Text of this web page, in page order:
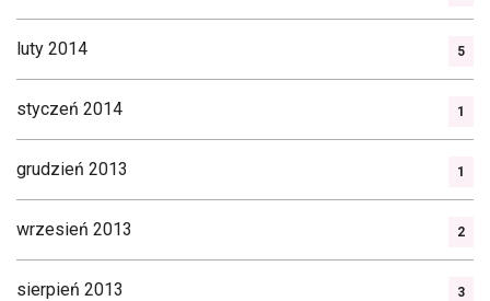
luty 2014 5
styczeń 2014 1
grudzień 2013 1
wrzesień 2013 2
sierpień 2013 3